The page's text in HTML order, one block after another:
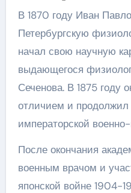
В 1870 году Иван
Петербургскую
начал свою научную
выдающегося
Сеченова. В 1875 году
отличием и продолжил
императорской
После окончания
военным врачом и
японской войне 1904-